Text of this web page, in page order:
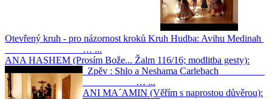
Otevřený kruh - pro názornost kroků Kruh Hudba: Avihu Medinah
… ...
ANA HASHEM (Prosím Bože... Žalm 116/16; modlitba gesty):
Zpěv : Shlo a Neshama Carlebach
… ...
ANI MA´AMIN (Věřím s naprostou důvěrou):